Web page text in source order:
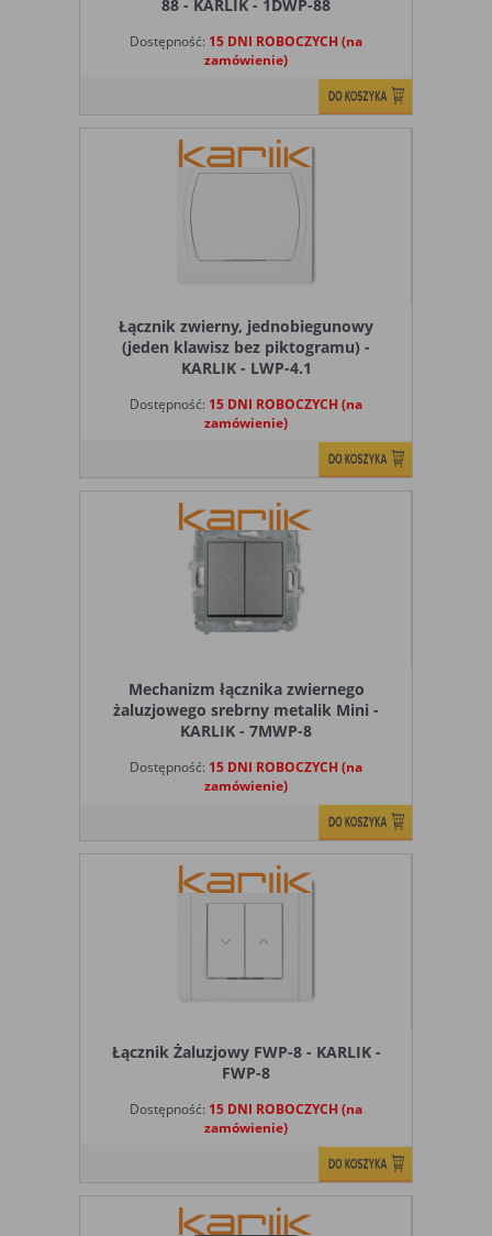
88 - KARLIK - 1DWP-88
Dostępność: 15 DNI ROBOCZYCH (na
zamówienie)
Łącznik zwierny, jednobiegunowy
(jeden klawisz bez piktogramu) -
KARLIK - LWP-4.1
Dostępność: 15 DNI ROBOCZYCH (na
zamówienie)
Mechanizm łącznika zwiernego
żaluzjowego srebrny metalik Mini -
KARLIK - 7MWP-8
Dostępność: 15 DNI ROBOCZYCH (na
zamówienie)
Łącznik Żaluzjowy FWP-8 - KARLIK -
FWP-8
Dostępność: 15 DNI ROBOCZYCH (na
zamówienie)